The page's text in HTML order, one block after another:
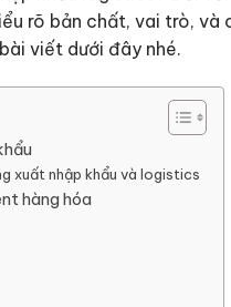
rõ bản chất, vai trò,
viết dưới đây nhé.
xuất nhập khẩu và logistics
hàng hóa